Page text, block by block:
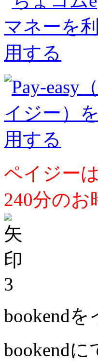
ペイジー
240分の
3
bookend
bookend